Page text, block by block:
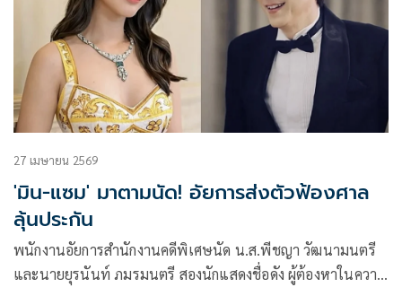
27 เมษายน 2569
'มิน-แซม' มาตามนัด! อัยการส่งตัวฟ้องศาล
ลุ้นประกัน
พนักงานอัยการสำนักงานคดีพิเศษนัด น.ส.พีชญา วัฒนามนตรี
และนายยุรนันท์ ภมรมนตรี สองนักแสดงชื่อดัง ผู้ต้องหาในความ